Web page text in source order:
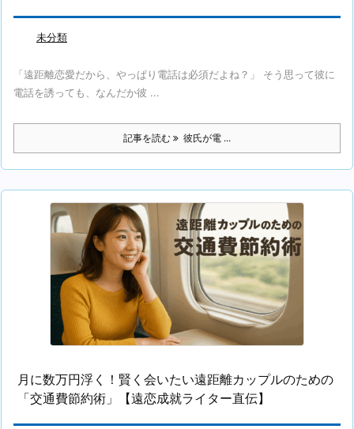
未分類
「遠距離恋愛だから、やっぱり電話は必須だよね？」 そう思って彼に
電話を誘っても、なんだか彼 ...
記事を読む 彼氏が電 ...
月に数万円浮く！賢く会いたい遠距離カップルのための
「交通費節約術」【遠恋成就ライター直伝】